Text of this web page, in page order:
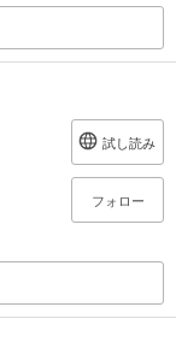
試し読み
フォロー